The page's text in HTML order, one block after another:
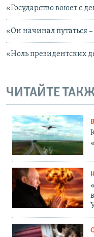
«Государство воюет с
«Он начинал путаться
«Ноль президентских
ЧИТАЙТЕ